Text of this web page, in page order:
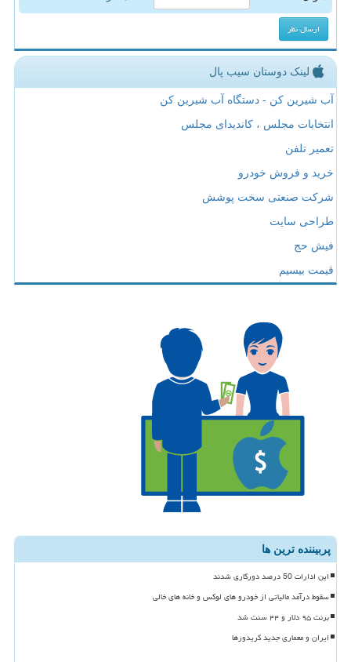
لینک دوستان سیب پال
آب شیرین کن - دستگاه آب شیرین کن
انتخابات مجلس ، کاندیدای مجلس
تعمیر تلفن
خرید و فروش خودرو
شرکت صنعتی سخت پوشش
طراحی سایت
فیش حج
قیمت بیسیم
پربیننده ترین ها
این ادارات 50 درصد دورکاری شدند
سقوط درآمد مالیاتی از خودرو های لوکس و خانه های خالی
برنت ۹۵ دلار و ۴۴ سنت شد
ایران و معماری جدید کریدورها